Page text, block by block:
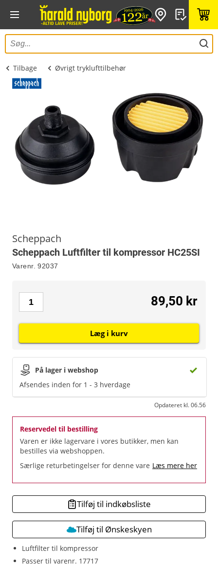
Tilbage Øvrigt tryklufttilbehør
Scheppach
Scheppach Luftfilter til kompressor HC25SI
Varenr. 92037
Luftfilter til kompressor
Passer til varenr. 17717
På lager i webshop
Afsendes inden for 1 - 3 hverdage
Opdateret kl. 06.56
Reservedel til bestilling
Varen er ikke lagervare i vores butikker, men kan
bestilles via webshoppen.
Særlige returbetingelser for denne vare Læs mere her
89,50 kr
Læg i kurv
Tilføj til indkøbsliste
Tilføj til Ønskeskyen